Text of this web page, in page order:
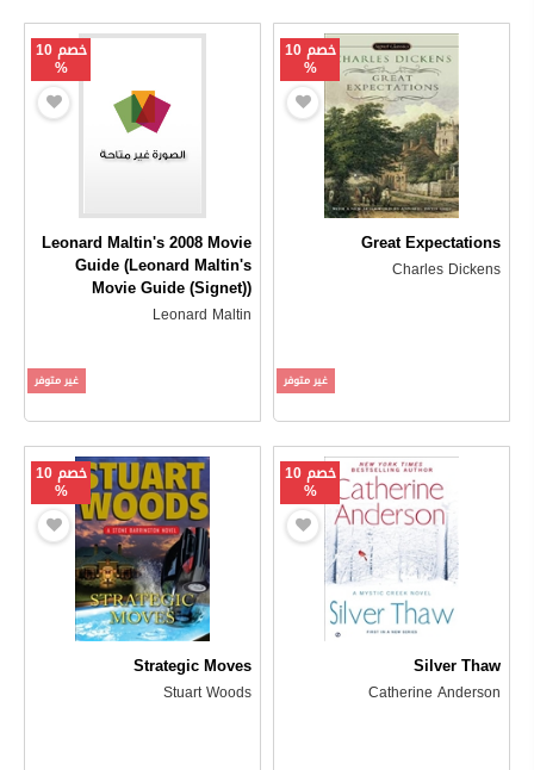
خصم 10
%
Great Expectations
Charles Dickens
غير متوفر
خصم 10
%
Leonard Maltin's 2008 Movie
Guide (Leonard Maltin's
Movie Guide (Signet))
Leonard Maltin
غير متوفر
خصم 10
%
Silver Thaw
Catherine Anderson
خصم 10
%
Strategic Moves
Stuart Woods